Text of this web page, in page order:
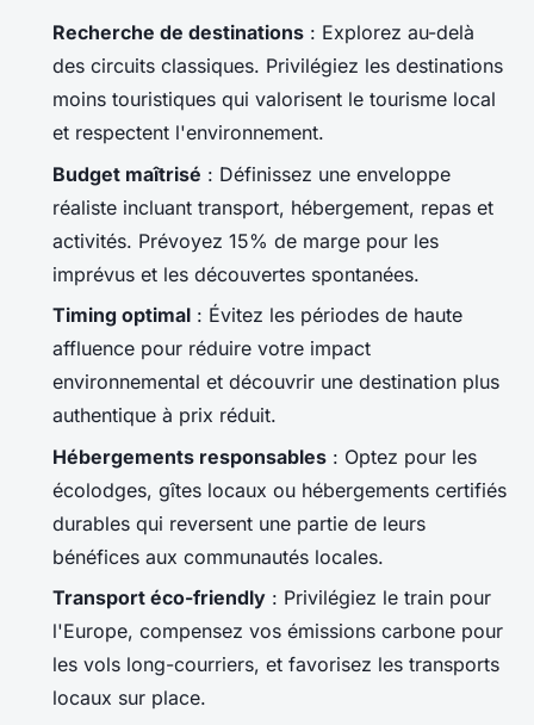
Recherche de destinations : Explorez au-delà
des circuits classiques. Privilégiez les destinations
moins touristiques qui valorisent le tourisme local
et respectent l'environnement.
Budget maîtrisé : Définissez une enveloppe
réaliste incluant transport, hébergement, repas et
activités. Prévoyez 15% de marge pour les
imprévus et les découvertes spontanées.
Timing optimal : Évitez les périodes de haute
affluence pour réduire votre impact
environnemental et découvrir une destination plus
authentique à prix réduit.
Hébergements responsables : Optez pour les
écolodges, gîtes locaux ou hébergements certifiés
durables qui reversent une partie de leurs
bénéfices aux communautés locales.
Transport éco-friendly : Privilégiez le train pour
l'Europe, compensez vos émissions carbone pour
les vols long-courriers, et favorisez les transports
locaux sur place.